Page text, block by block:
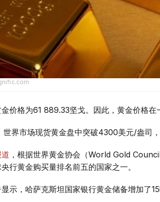
金价格为61 889.33坚戈。因此，黄金价格在
界市场现货黄金盘中突破4300美元/盎司，
，根据世界黄金协会（World Gold
行黄金购买量排名前五的国家之一。
示，哈萨克斯坦国家银行黄金储备增加了15